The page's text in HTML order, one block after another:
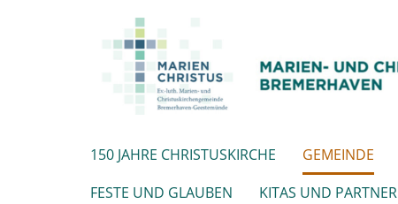
150 JAHRE CHRISTUSKIRCHE GEMEINDE
FESTE UND GLAUBEN
KITAS UND PARTNER